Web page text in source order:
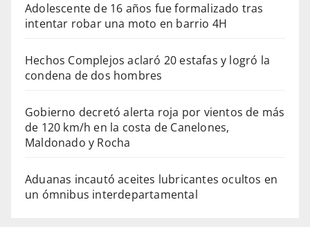
Adolescente de 16 años fue formalizado tras
intentar robar una moto en barrio 4H
Hechos Complejos aclaró 20 estafas y logró la
condena de dos hombres
Gobierno decretó alerta roja por vientos de más
de 120 km/h en la costa de Canelones,
Maldonado y Rocha
Aduanas incautó aceites lubricantes ocultos en
un ómnibus interdepartamental